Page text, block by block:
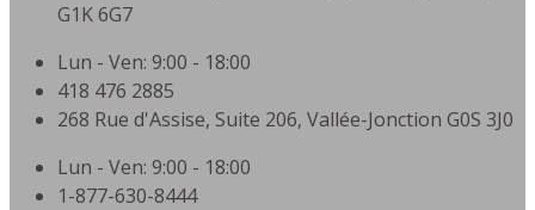
G1K 6G7
Lun - Ven: 9:00 - 18:00
418 476 2885
268 Rue d'Assise, Suite 206, Vallée-Jonction G0S 3J0
Lun - Ven: 9:00 - 18:00
1-877-630-8444